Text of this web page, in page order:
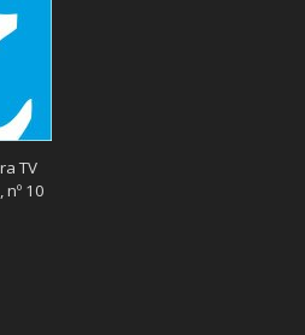
TV
10